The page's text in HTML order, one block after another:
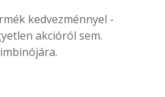
kedvezménnyel -
akcióról sem.